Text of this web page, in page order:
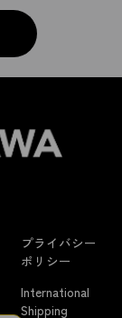
プライバシー
ポリシー
International
Shipping